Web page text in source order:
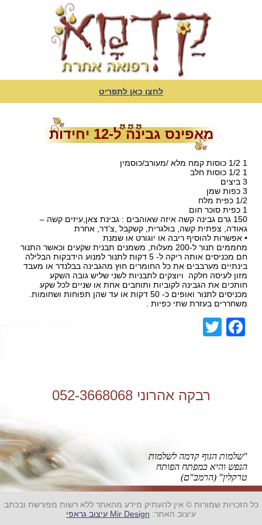
לחצו כאן לתפריט
מאפינס גבינה ל-12 יחידות
1 1/2 כוסות קמח מלא /מעורב/כוסמין
1 1/2 כוסות חלב
3 ביצים
3 כפות שמן
1/2 כפית מלח
1 כפית סוכר חום
150 גרם גבינה קשה איזה שאוהבים : גבינת צאן,עיזים קשה –
גאודה, צפתית קשה, בולגרית, קשקבל ,צ'דר, אחרת
• אפשרות להוסיף ריבה או יוגורט או שמנת
מחממים תנור ל-200 מעלות, משמנים תבנית שקעים וכאשר התנור
חם מכניסים אותה ריקה ל- 5 דקות לתנור למנוע הידבקות הבלילה
בינתיים מערבבים את כל החומרים חוץ מהגבינה בבלנדר או מעבד
מזון לעיסה חלקה ויוצקים לתבניות לשני שליש גובה השקע
חותכים את הגבינה לקוביות ותוחבים אחת או שניים לכל שקע
מכניסים לתנור ואופים כ- 50 דקות או עד שהן תפוחות ושחומות.
משחררים בעזרת שתי כפיות .
Facebook
רבקה אהרוני 052-3668068
"שלמות הגוף קדמה לשלמות
הנפש והיא כמפתח הפותח
טרקלין" (הרמב"ם)
כל הזכויות שמורות © אין להעתיק מידע מהאתר ללא רשות מפורשת ובכתב
עיצוב האתר: Mir Design עיצוב גראפי